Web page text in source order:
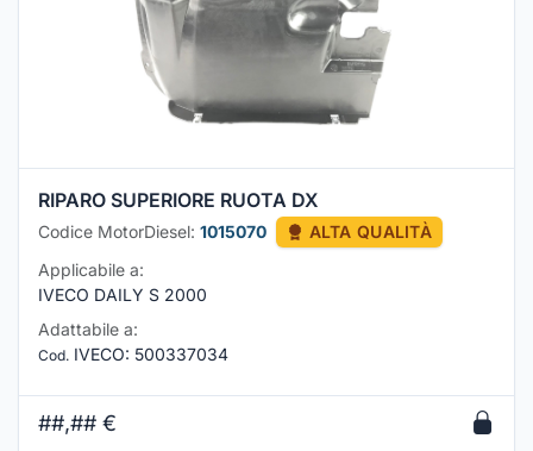
RIPARO SUPERIORE RUOTA DX
Codice MotorDiesel: 1015070
ALTA QUALITÀ
Applicabile a:
IVECO DAILY S 2000
Adattabile a:
Cod. IVECO: 500337034
##,## €